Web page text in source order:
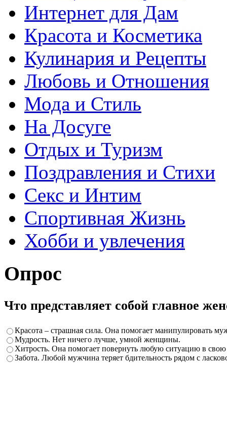
Интернет для Дам
Красота и Косметика
Кулинария и Рецепты
Любовь и Отношения
Мода и Стиль
На Досуге
Отдых и Туризм
Поздравления и Стихи
Секс и Интим
Спортивная Жизнь
Хобби и увлечения
Опрос
Что представляет собой главное
Красота – страшная сила. Она помогает манипулировать
Мудрость. Нет ничего лучше, умной женщины.
Хитрость. Она помогает повернуть любую ситуацию в свою
Забота. Любой мужчина теряет бдительность рядом с